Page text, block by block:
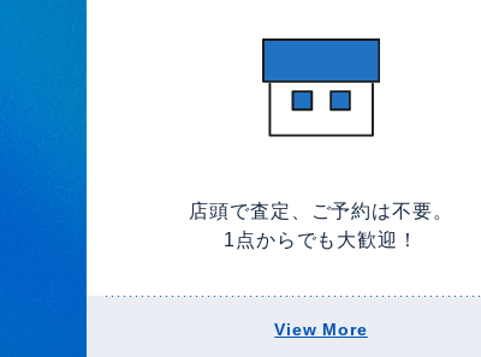
店頭で査定、ご予約は不要。
1点からでも大歓迎！
View More